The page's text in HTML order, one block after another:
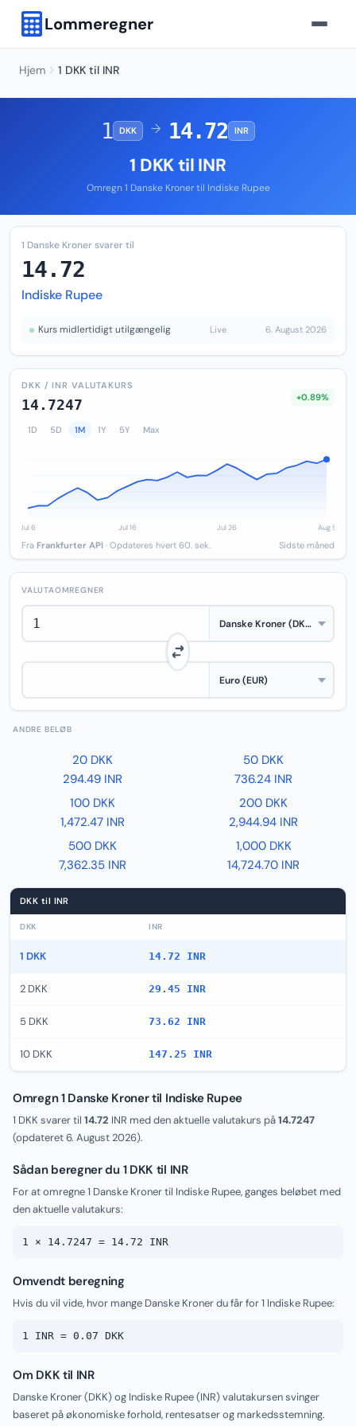
Lommeregner
Hjem 1 DKK til INR
1 DKK → 14.72 INR
1 DKK til INR
Omregn 1 Danske Kroner til Indiske Rupee
1 Danske Kroner svarer til
14.72
Indiske Rupee
Kurs midlertidigt utilgængelig Live 6. August 2026
DKK / INR VALUTAKURS
14.7247 +0.89%
1D 5D 1M 1Y 5Y Max
Fra Frankfurter API · Opdateres hvert 60. sek. Sidste måned
VALUTAOMREGNER
ANDRE BELØB
20 DKK
294.49 INR
50 DKK
736.24 INR
100 DKK
1,472.47 INR
200 DKK
2,944.94 INR
500 DKK
7,362.35 INR
1,000 DKK
14,724.70 INR
DKK til INR
DKK INR
1 DKK 14.72 INR
2 DKK 29.45 INR
5 DKK 73.62 INR
10 DKK 147.25 INR
Omregn 1 Danske Kroner til Indiske Rupee
1 DKK svarer til 14.72 INR med den aktuelle valutakurs på14.7247
(opdateret6. August 2026).
Sådan beregner du 1 DKK til INR
For at omregne 1 Danske Kroner til Indiske Rupee, ganges beløbet med
den aktuelle valutakurs:
1 × 14.7247 = 14.72 INR
Omvendt beregning
Hvis du vil vide, hvor mange Danske Kroner du får for 1 Indiske Rupee:
1 INR = 0.07 DKK
Om DKK til INR
Danske Kroner (DKK) og Indiske Rupee (INR) valutakursen svinger
baseret på økonomiske forhold, rentesatser og markedsstemning.